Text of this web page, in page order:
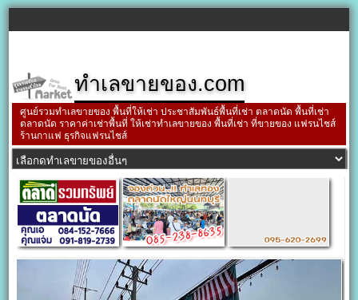
ทำเลขายของ.com
ศูนย์รวมทำเลขายของ พื้นที่ให้เช่า ประชาสัมพันธ์พื้นที่เช่า ตลาดนัด พื้นที่เช่า
ตลาดนัด ราคาค่าเช่าพื้นที่ ให้เช่าทำเลขายของ พื้นที่เช่า ที่ขายของ แฟรนไชส์
ร้านกาแฟ ธุรกิจแฟรนไชส์